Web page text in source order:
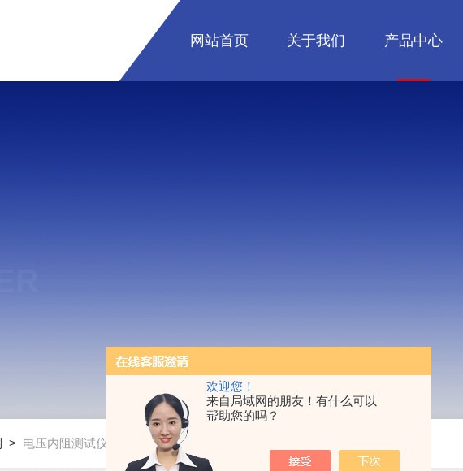
欢迎您！
来自局域网的朋友！有什么可以
帮助您的吗？
网站首页 关于我们 产品中心
> 电压内阻测试仪